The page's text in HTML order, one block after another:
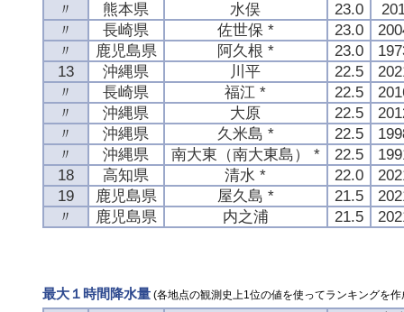
〃
熊本県 水俣 23.0
〃
長崎県 佐世保 * 23.0
〃
鹿児島県 阿久根 * 23.0
13
沖縄県 川平 22.5
〃
長崎県 福江 * 22.5
〃
沖縄県 大原 22.5
〃
沖縄県 久米島 * 22.5
〃
沖縄県 南大東（南大東島） * 22.5
18
高知県 清水 * 22.0
19
鹿児島県 屋久島 * 21.5
〃
鹿児島県 内之浦 21.5
最大１時間降水量(各地点の観測史上1位の値を使ってランキングを作